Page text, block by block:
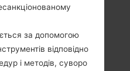
до 32 GB
слот), 2 GB
за допомогою
відповідно
і методів, суворо